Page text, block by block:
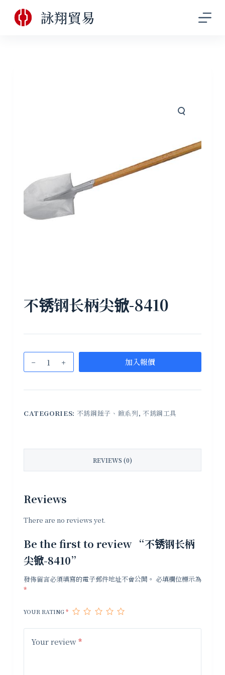
跳
至
詠翔貿易
不锈钢长柄尖锨-8410
加入報價
CATEGORIES: 不銹鋼錘子、鍁系列, 不銹鋼工具
REVIEWS (0)
Reviews
There are no reviews yet.
Be the first to review “不锈钢长柄
尖锨-8410”
發佈留言必須填寫的電子郵件地址不會公開。 必填欄位標示為
*
YOUR RATING*
Your review*